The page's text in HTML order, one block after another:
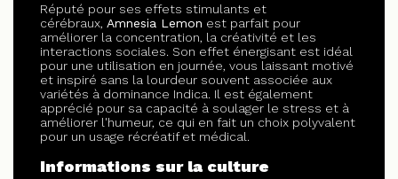
Réputé pour ses effets stimulants et
cérébraux, Amnesia Lemon est parfait pour
améliorer la concentration, la créativité et les
interactions sociales. Son effet énergisant est idéal
pour une utilisation en journée, vous laissant motivé
et inspiré sans la lourdeur souvent associée aux
variétés à dominance Indica. Il est également
apprécié pour sa capacité à soulager le stress et à
améliorer l'humeur, ce qui en fait un choix polyvalent
pour un usage récréatif et médical.
Informations sur la culture